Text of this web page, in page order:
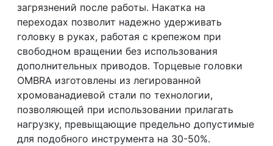
загрязнений после работы. Накатка на
переходах позволит надежно удерживать
головку в руках, работая с крепежом при
свободном вращении без использования
дополнительных приводов. Торцевые головки
OMBRA изготовлены из легированной
хромованадиевой стали по технологии,
позволяющей при использовании прилагать
нагрузку, превыщающие предельно допустимые
для подобного инструмента на 30-50%.